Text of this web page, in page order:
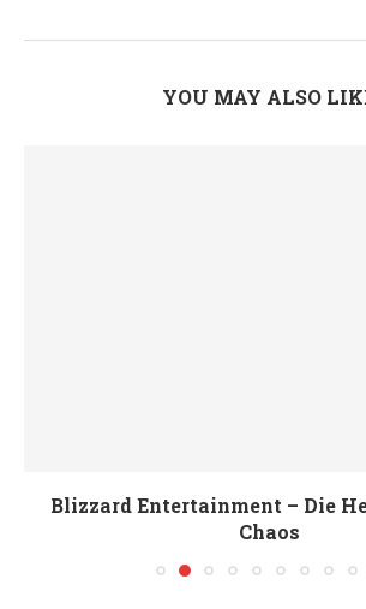
YOU MAY ALSO
Blizzard Entertainment – Die
Chaos